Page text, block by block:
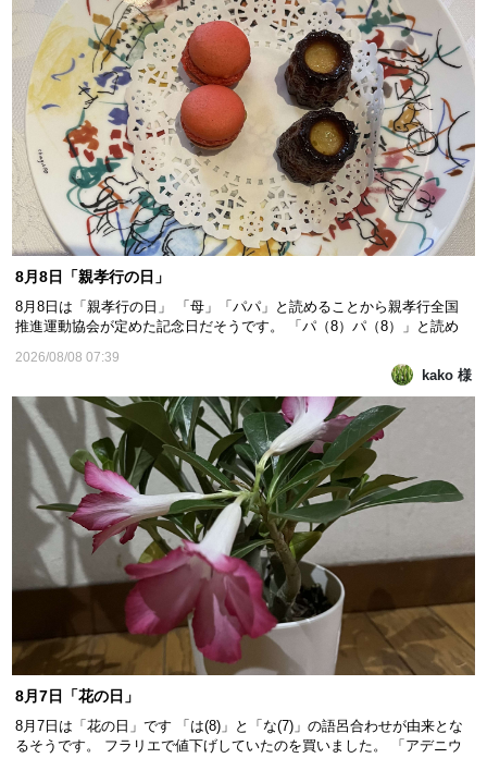
8月8日「親孝行の日」
8月8日は「親孝行の日」 「母」「パパ」と読めることから親孝行全国
推進運動協会が定めた記念日だそうです。 「パ（8）パ（8）」と読め
（父）」となることからと書いてあるのもありました。 「親孝行したい
2026/08/08 07:39
kako 様
8月7日「花の日」
8月7日は「花の日」です 「は(8)」と「な(7)」の語呂合わせが由来とな
るそうです。 フラリエで値下げしていたのを買いました。 「アデニウ